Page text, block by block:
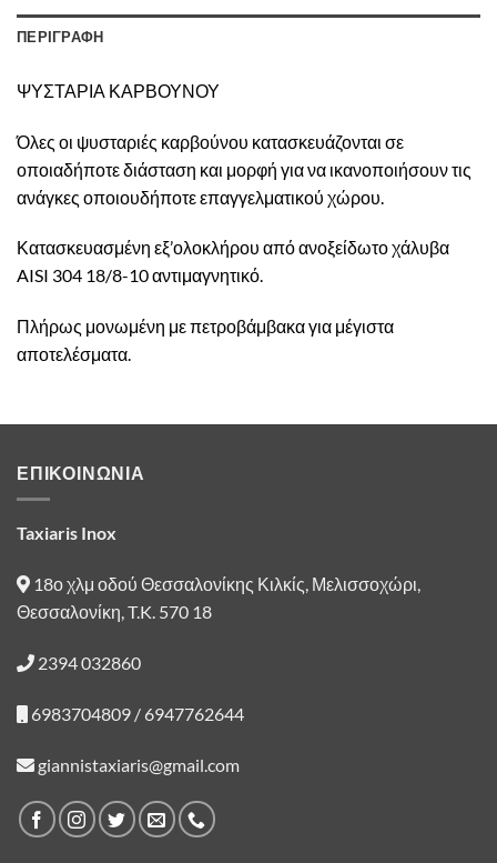
ΠΕΡΙΓΡΑΦΗ
ΨΥΣΤΑΡΙΑ ΚΑΡΒΟΥΝΟΥ
Όλες οι ψυσταριές καρβούνου κατασκευάζονται σε
οποιαδήποτε διάσταση και μορφή για να ικανοποιήσουν τις
ανάγκες οποιουδήποτε επαγγελματικού χώρου.
Κατασκευασμένη εξ’ολοκλήρου από ανοξείδωτο χάλυβα
AISI 304 18/8-10 αντιμαγνητικό.
Πλήρως μονωμένη με πετροβάμβακα για μέγιστα
αποτελέσματα.
ΕΠΙΚΟΙΝΩΝΙΑ
Taxiaris Inox
18ο χλμ οδού Θεσσαλονίκης Κιλκίς, Μελισσοχώρι,
Θεσσαλονίκη, T.K. 570 18
2394 032860
6983704809 / 6947762644
giannistaxiaris@gmail.com